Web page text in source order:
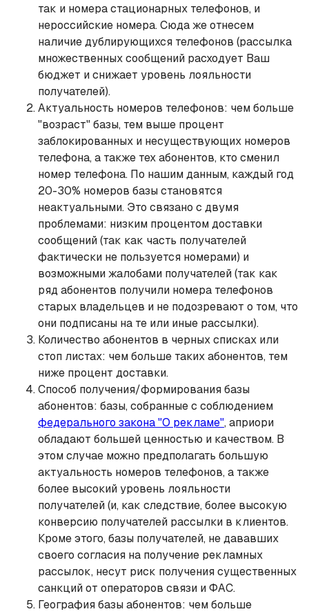
так и номера стационарных телефонов, и
нероссийские номера. Сюда же отнесем
наличие дублирующихся телефонов (рассылка
множественных сообщений расходует Ваш
бюджет и снижает уровень лояльности
получателей).
Актуальность номеров телефонов: чем больше
"возраст" базы, тем выше процент
заблокированных и несуществующих номеров
телефона, а также тех абонентов, кто сменил
номер телефона. По нашим данным, каждый год
20-30% номеров базы становятся
неактуальными. Это связано с двумя
проблемами: низким процентом доставки
сообщений (так как часть получателей
фактически не пользуется номерами) и
возможными жалобами получателей (так как
ряд абонентов получили номера телефонов
старых владельцев и не подозревают о том, что
они подписаны на те или иные рассылки).
Количество абонентов в черных списках или
стоп листах: чем больше таких абонентов, тем
ниже процент доставки.
Способ получения/формирования базы
абонентов: базы, собранные с соблюдением
федерального закона "О рекламе", априори
обладают большей ценностью и качеством. В
этом случае можно предполагать большую
актуальность номеров телефонов, а также
более высокий уровень лояльности
получателей (и, как следствие, более высокую
конверсию получателей рассылки в клиентов.
Кроме этого, базы получателей, не дававших
своего согласия на получение рекламных
рассылок, несут риск получения существенных
санкций от операторов связи и ФАС.
География базы абонентов: чем больше